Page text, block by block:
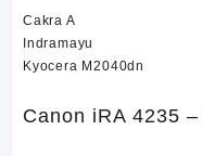
Cakra A
Indramayu
Kyocera M2040dn
Canon iRA 4235